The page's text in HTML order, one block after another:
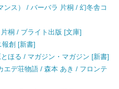
ンス） / バーバラ 片桐 / 幻冬舎コ
桐 / ブライト出版 [文庫]
創 [新書]
ほる / マガジン・マガジン [新書]
エデ荘物語 / 森本 あき / フロンテ